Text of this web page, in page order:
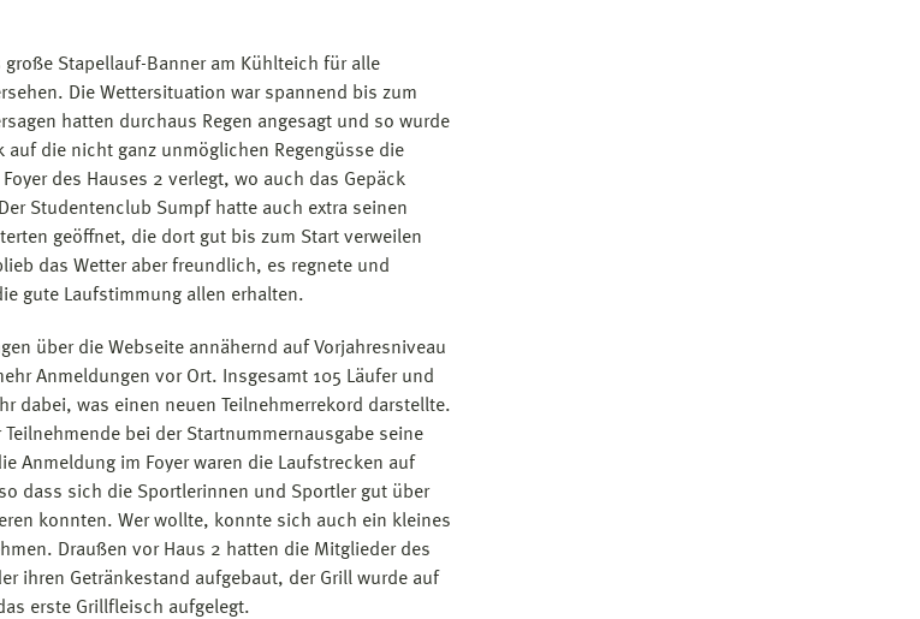
große Stapellauf-Banner am Kühlteich für alle
Die Wettersituation war spannend bis zum
hatten durchaus Regen angesagt und so wurde
die nicht ganz unmöglichen Regengüsse die
des Hauses 2 verlegt, wo auch das Gepäck
Studentenclub Sumpf hatte auch extra seinen
geöffnet, die dort gut bis zum Start verweilen
das Wetter aber freundlich, es regnete und
gute Laufstimmung allen erhalten.
über die Webseite annähernd auf Vorjahresniveau
Anmeldungen vor Ort. Insgesamt 105 Läufer und
dabei, was einen neuen Teilnehmerrekord darstellte.
bei der Startnummernausgabe seine
Anmeldung im Foyer waren die Laufstrecken auf
dass sich die Sportlerinnen und Sportler gut über
konnten. Wer wollte, konnte sich auch ein kleines
Draußen vor Haus 2 hatten die Mitglieder des
ihren Getränkestand aufgebaut, der Grill wurde auf
erste Grillfleisch aufgelegt.